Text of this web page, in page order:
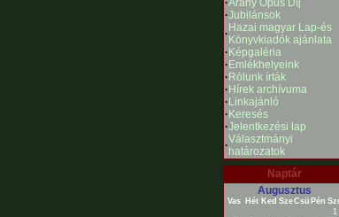
·Arany Opus Díj
·Jubilánsok
· Hazai magyar Lap-és
Könyvkiadók ajánlata
· Képgaléria
· Emlékhelyeink
· Rólunk írták
· Hírek archívuma
· Linkajánló
· Keresés
·Jelentkezési lap
·Választmányi
határozatok
Naptár
Augusztus
Vas Hét Ked SzeCsü Pén
1